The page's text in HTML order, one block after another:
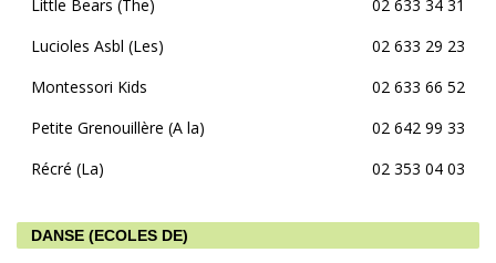
Little Bears (The)
02 633 34 31
Lucioles Asbl (Les)
02 633 29 23
Montessori Kids
02 633 66 52
Petite Grenouillère (A la)
02 642 99 33
Récré (La)
02 353 04 03
DANSE (ECOLES DE)